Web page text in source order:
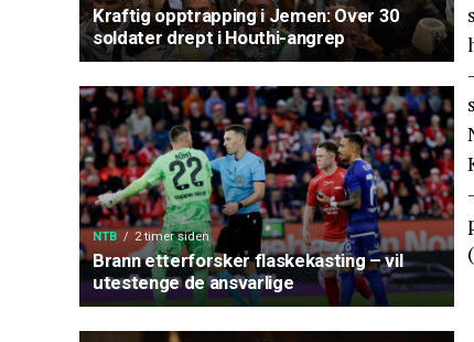
Kraftig opptrapping i Jemen: Over 30
soldater drept i Houthi-angrep
NTB 2 timer siden
Brann etterforsker flaskekasting – vil
utestenge de ansvarlige